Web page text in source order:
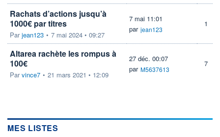
Rachats d’actions jusqu’à
1000€ par titres
Parjean123 • 7 mai 2024 • 09:27
7 mai 11:01
par jean123
1
Altarea rachète les rompus à
100€
Parvince7 • 21 mars 2021 • 12:09
27 déc. 00:07
par M5637613
7
MES LISTES